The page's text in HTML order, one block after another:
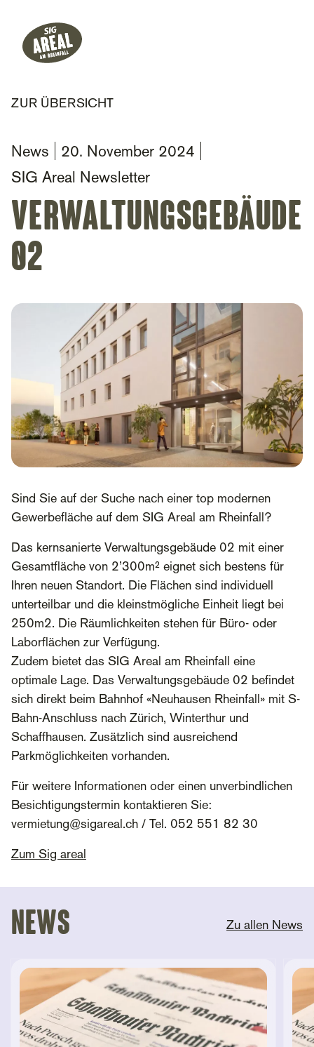
Header
SIG Gemeinnützige Stiftung
Hauptnavigation
ZUR ÜBERSICHT
News
20. November 2024
SIG Areal Newsletter
VerwaltungsGebäude
02
Sind Sie auf der Suche nach einer top modernen
Gewerbefläche auf dem SIG Areal am Rheinfall?
Das kernsanierte Verwaltungsgebäude 02 mit einer
Gesamtfläche von 2’300m² eignet sich bestens für
Ihren neuen Standort. Die Flächen sind individuell
unterteilbar und die kleinstmögliche Einheit liegt bei
250m2. Die Räumlichkeiten stehen für Büro- oder
Laborflächen zur Verfügung.
Zudem bietet das SIG Areal am Rheinfall eine
optimale Lage. Das Verwaltungsgebäude 02 befindet
sich direkt beim Bahnhof «Neuhausen Rheinfall» mit S-
Bahn-Anschluss nach Zürich, Winterthur und
Schaffhausen. Zusätzlich sind ausreichend
Parkmöglichkeiten vorhanden.
Für weitere Informationen oder einen unverbindlichen
Besichtigungstermin kontaktieren Sie:
vermietung@sigareal.ch / Tel. 052 551 82 30
Zum Sig areal
News Zu allen News